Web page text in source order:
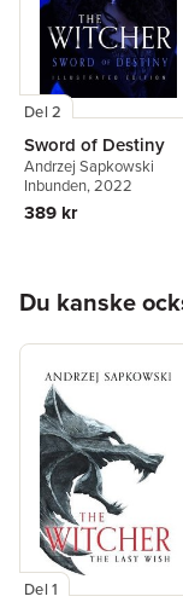
Del 2
Sword of Destiny
Andrzej Sapkowski
Inbunden, 2022
389 kr
Du kanske
Del 1